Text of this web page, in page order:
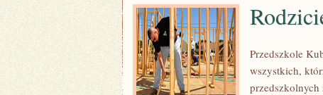
Przedszkole
wszystkich,